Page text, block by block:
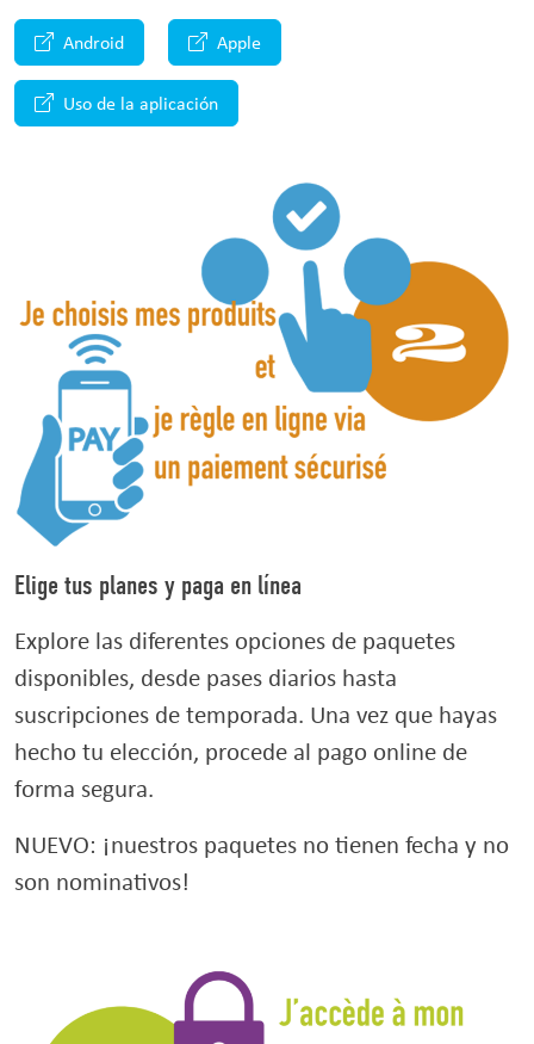
Android Apple
Uso de la aplicación
Elige tus planes y paga en línea
Explore las diferentes opciones de paquetes
disponibles, desde pases diarios hasta
suscripciones de temporada. Una vez que hayas
hecho tu elección, procede al pago online de
forma segura.
NUEVO: ¡nuestros paquetes no tienen fecha y no
son nominativos!